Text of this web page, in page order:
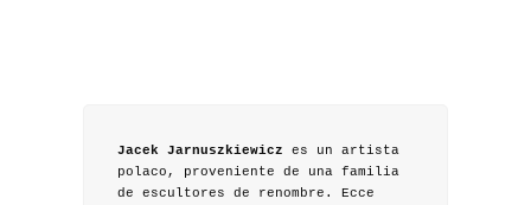
Jacek Jarnuszkiewicz es un artista
polaco, proveniente de una familia
de escultores de renombre. Ecce